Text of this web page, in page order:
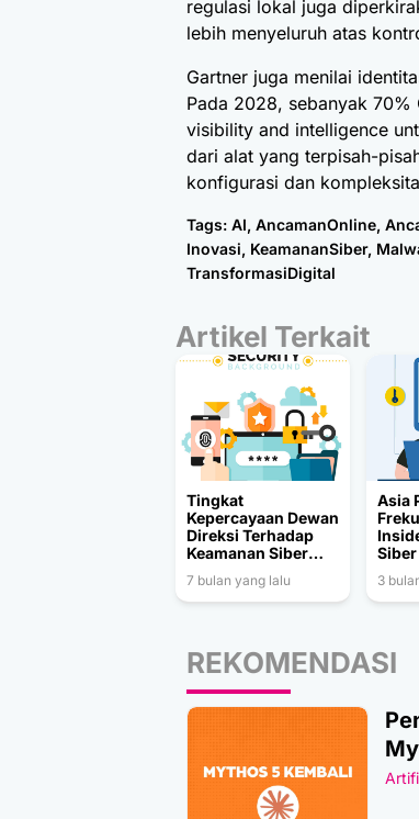
regulasi lokal juga
lebih menyeluruh atas
Gartner juga menilai
Pada 2028, sebanyak 70%
visibility and intelligence
dari alat yang terpisah-
konfigurasi dan
Tags: AI, AncamanOnline,
Inovasi, KeamananSiber,
TransformasiDigital
Artikel Terkait
Tingkat
Kepercayaan Dewan
Direksi Terhadap
Keamanan Siber
7 bulan yang lalu
Asia
3
REKOMENDASI